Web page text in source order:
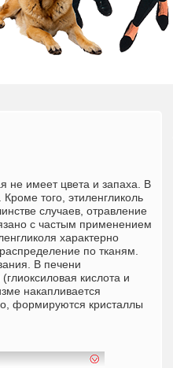
не имеет цвета и запаха. В
того, этиленгликоль
случаев, отравление
с частым применением
характерно
по тканям.
В печени
кислота и
накапливается
формируются кристаллы